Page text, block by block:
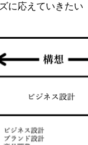
に応えていきたい